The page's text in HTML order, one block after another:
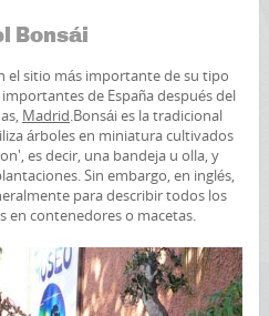
Bonsái
el sitio más importante de su tipo
de España después del
Madrid.Bonsái es la tradicional
árboles en miniatura cultivados
es decir, una bandeja u olla, y
Sin embargo, en inglés,
para describir todos los
en contenedores o macetas.